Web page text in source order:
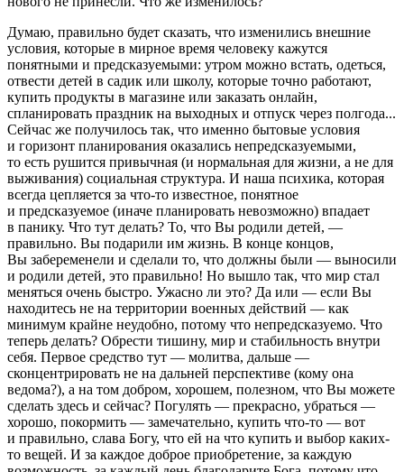
Думаю, правильно будет сказать, что изменились внешние
условия, которые в мирное время человеку кажутся
понятными и предсказуемыми: утром можно встать, одеться,
отвести детей в садик или школу, которые точно работают,
купить продукты в магазине или заказать онлайн,
спланировать праздник на выходных и отпуск через полгода...
Сейчас же получилось так, что именно бытовые условия
и горизонт планирования оказались непредсказуемыми,
то есть рушится привычная (и нормальная для жизни, а не для
выживания) социальная структура. И наша психика, которая
всегда цепляется за что-то известное, понятное
и предсказуемое (иначе планировать невозможно) впадает
в панику. Что тут делать? То, что Вы родили детей, —
правильно. Вы подарили им жизнь. В конце концов,
Вы забеременели и сделали то, что должны были — выносили
и родили детей, это правильно! Но вышло так, что мир стал
меняться очень быстро. Ужасно ли это? Да или — если Вы
находитесь не на территории военных действий — как
минимум крайне неудобно, потому что непредсказуемо. Что
теперь делать? Обрести тишину, мир и стабильность внутри
себя. Первое средство тут — молитва, дальше —
сконцентрировать не на дальней перспективе (кому она
ведома?), а на том добром, хорошем, полезном, что Вы можете
сделать здесь и сейчас? Погулять — прекрасно, убраться —
хорошо, покормить — замечательно, купить что-то — вот
и правильно, слава Богу, что ей на что купить и выбор каких-
то вещей. И за каждое доброе приобретение, за каждую